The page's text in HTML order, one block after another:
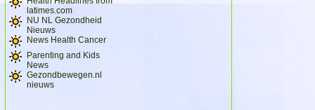
latimes.com
NU NL Gezondheid
Nieuws
News Health Cancer
Parenting and Kids
News
Gezondbewegen.nl
nieuws